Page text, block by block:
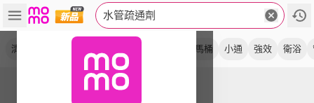
水管疏通劑
清潔劑 馬桶 小通 強效 衛浴